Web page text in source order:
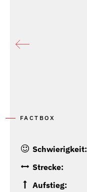
FACTBOX
Schwierigkeit:
Strecke:
Aufstieg: